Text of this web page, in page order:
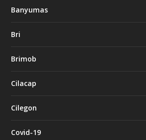
Banyumas
Bri
Brimob
Cilacap
Cilegon
Covid-19